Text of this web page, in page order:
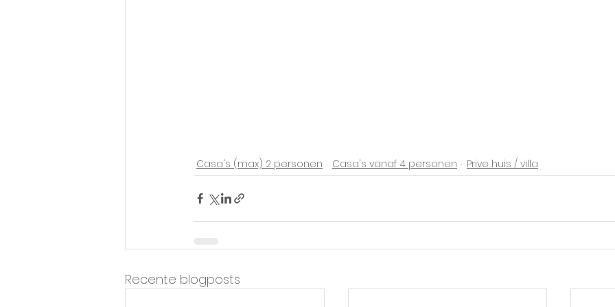
Casa's (max) 2 personen Casa's vanaf 4 personen Prive huis / villa
Recente blogposts